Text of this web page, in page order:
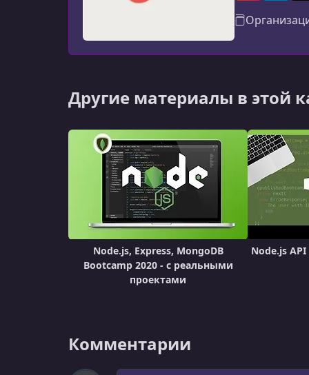
Другие материалы в этой
Node.js, Express, MongoDB
Bootcamp 2020 - с реальными
проектами
Node.js
Комментарии